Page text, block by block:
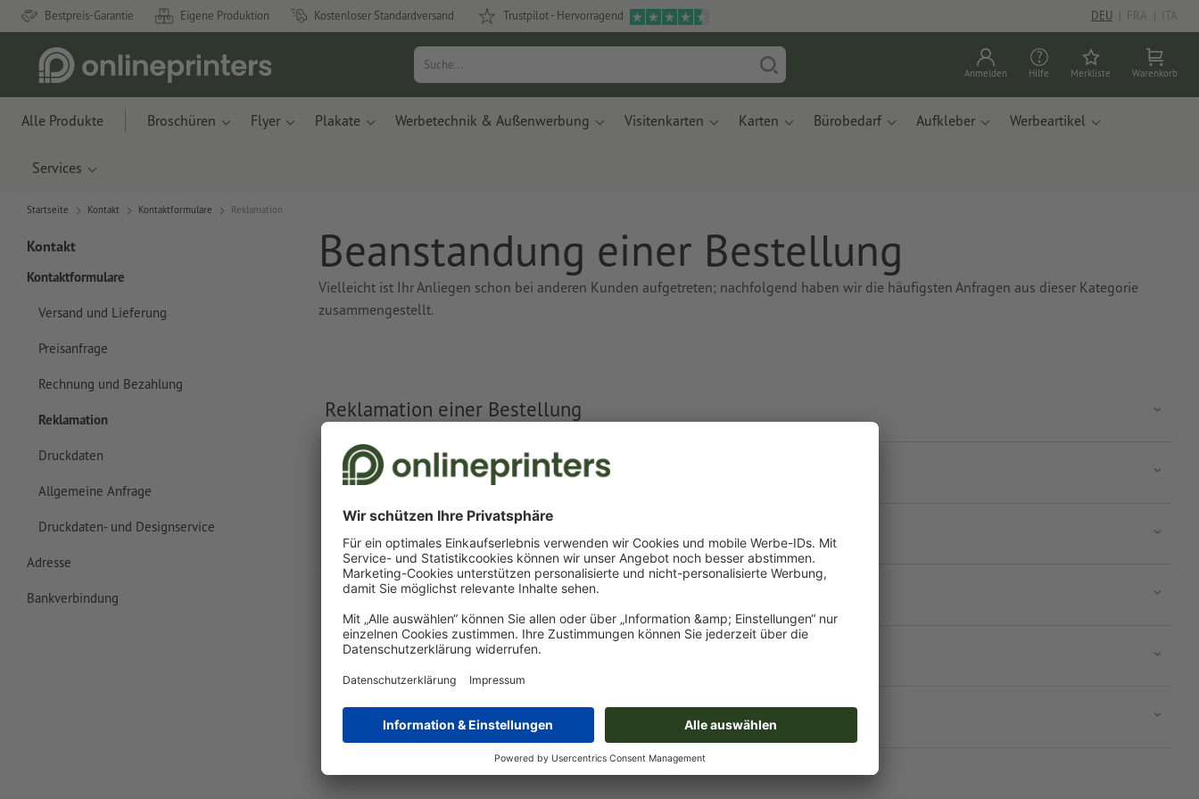
Bestpreis-Garantie Eigene Produktion Kostenloser Standardversand Trustpilot - Hervorragend DEU | FRA | ITA
Anmelden Hilfe Merkliste Warenkorb
Alle Produkte Broschüren Flyer Plakate Werbetechnik & Außenwerbung Visitenkarten Karten Bürobedarf Aufkleber Werbeartikel
Services
Startseite Kontakt Kontaktformulare Reklamation
Kontakt
Kontaktformulare
Versand und Lieferung
Preisanfrage
Rechnung und Bezahlung
Reklamation
Druckdaten
Allgemeine Anfrage
Druckdaten- und Designservice
Adresse
Bankverbindung
Beanstandung einer Bestellung
Vielleicht ist Ihr Anliegen schon bei anderen Kunden aufgetreten; nachfolgend haben wir die häufigsten Anfragen aus dieser Kategorie
zusammengestellt.
Reklamation einer Bestellung
Geld zurück nach Stornierung
Nachweise und Belegexemplare bei Reklamationen
Schnellstmögliche Reklamation
Neubestellung bei fehlerhafter Lieferung
Ihr Anliegen ist hier nicht aufgeführt?